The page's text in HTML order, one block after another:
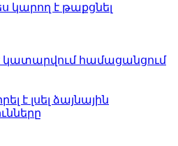
կարող է թաքցնել
է կատարվում համացանցում
է լսել ձայնային